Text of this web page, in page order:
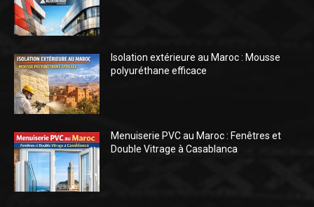
Isolation extérieure au Maroc : Mousse
polyuréthane efficace
Menuiserie PVC au Maroc : Fenêtres et
Double Vitrage à Casablanca